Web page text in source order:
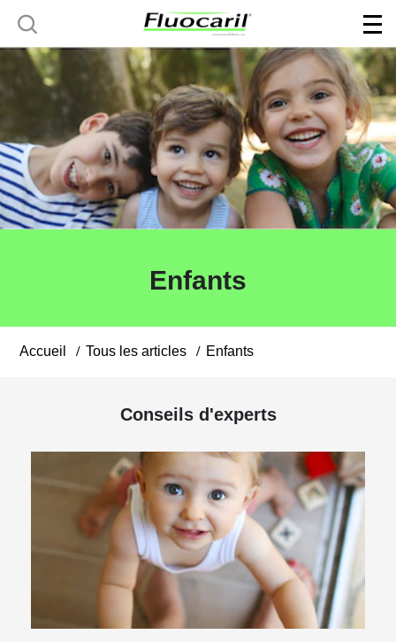
Enfants
Accueil Tous les articles Enfants
Conseils d'experts